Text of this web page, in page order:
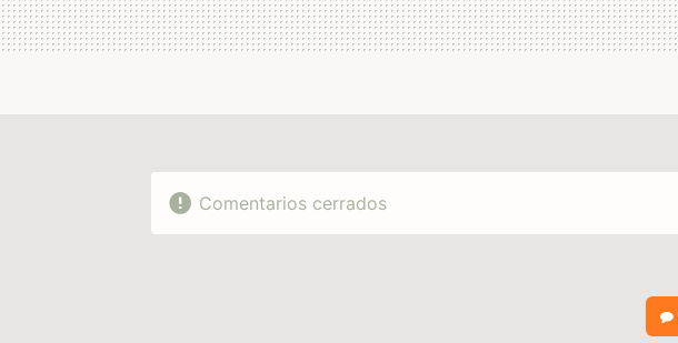
Comentarios cerrados